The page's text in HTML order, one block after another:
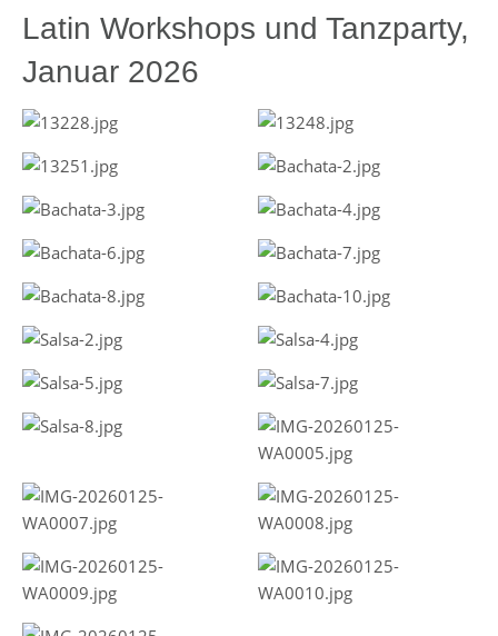
Latin Workshops und Tanzparty,
Januar 2026